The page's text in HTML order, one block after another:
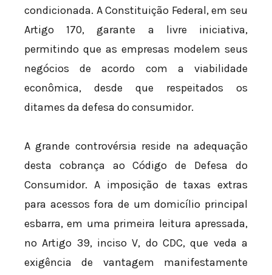
condicionada. A Constituição Federal, em seu
Artigo 170, garante a livre iniciativa,
permitindo que as empresas modelem seus
negócios de acordo com a viabilidade
econômica, desde que respeitados os
ditames da defesa do consumidor.
A grande controvérsia reside na adequação
desta cobrança ao Código de Defesa do
Consumidor. A imposição de taxas extras
para acessos fora de um domicílio principal
esbarra, em uma primeira leitura apressada,
no Artigo 39, inciso V, do CDC, que veda a
exigência de vantagem manifestamente